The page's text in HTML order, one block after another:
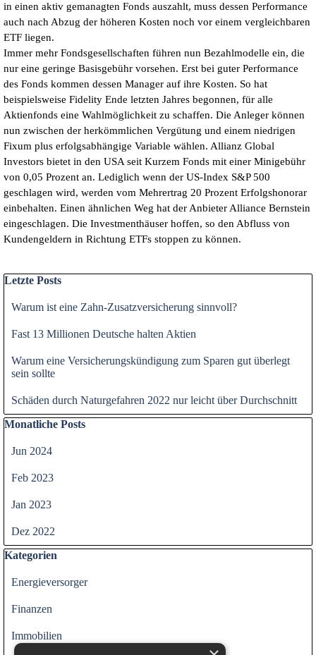
in einen aktiv gemanagten Fonds auszahlt, muss dessen Performance
auch nach Abzug der höheren Kosten noch vor einem vergleichbaren
ETF liegen.
Immer mehr Fondsgesellschaften führen nun Bezahlmodelle ein, die
nur eine geringe Basisgebühr vorsehen. Erst bei guter Performance
des Fonds kommen dessen Manager auf ihre Kosten. So hat
beispielsweise Fidelity Ende letzten Jahres begonnen, für alle
Aktienfonds eine Wahlmöglichkeit zu schaffen. Die Anleger können
nun zwischen der herkömmlichen Vergütung und einem niedrigen
Fixum plus erfolgsabhängige Variable wählen. Allianz Global
Investors bietet in den USA seit Kurzem Fonds mit einer Minigebühr
von 0,05 Prozent an. Lediglich wenn der US-Index S&P 500
geschlagen wird, werden vom Mehrertrag 20 Prozent Erfolgshonorar
einbehalten. Einen ähnlichen Weg hat der Anbieter Alliance Bernstein
eingeschlagen. Die Investmenthäuser hoffen, so den Abfluss von
Kundengeldern in Richtung ETFs stoppen zu können.
Block überspringen Letzte Posts
Letzte Posts
Warum ist eine Zahn-Zusatzversicherung sinnvoll?
Fast 13 Millionen Deutsche halten Aktien
Warum eine Versicherungskündigung zum Sparen gut überlegt
sein sollte
Schäden durch Naturgefahren 2022 nur leicht über Durchschnitt
Block überspringen Monatliche Posts
Monatliche Posts
Jun 2024
Feb 2023
Jan 2023
Dez 2022
Block überspringen Kategorien
Kategorien
Energieversorger
Finanzen
Immobilien